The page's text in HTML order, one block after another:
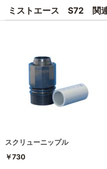
ミストエース S72 関
スクリューニップル
￥730